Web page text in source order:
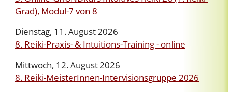
Grad), Modul-7 von 8
Dienstag, 11. August 2026
8. Reiki-Praxis- & Intuitions-Training - online
Mittwoch, 12. August 2026
8. Reiki-MeisterInnen-Intervisionsgruppe 2026